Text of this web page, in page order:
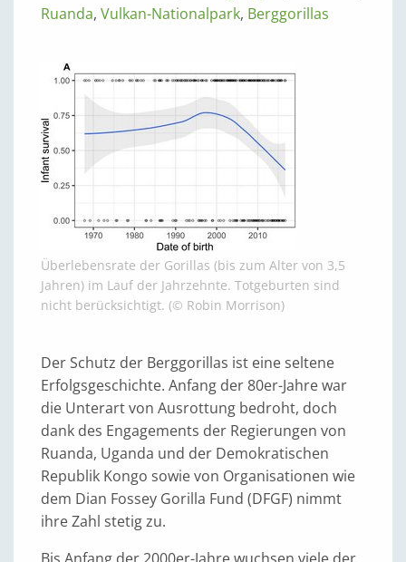
Ruanda, Vulkan-Nationalpark, Berggorillas
Überlebensrate der Gorillas (bis zum Alter von 3,5
Jahren) im Lauf der Jahrzehnte. Totgeburten sind
nicht berücksichtigt. (© Robin Morrison)
Der Schutz der Berggorillas ist eine seltene
Erfolgsgeschichte. Anfang der 80er-Jahre war
die Unterart von Ausrottung bedroht, doch
dank des Engagements der Regierungen von
Ruanda, Uganda und der Demokratischen
Republik Kongo sowie von Organisationen wie
dem Dian Fossey Gorilla Fund (DFGF) nimmt
ihre Zahl stetig zu.